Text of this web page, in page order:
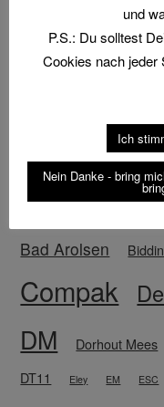
Suche
Schlagwörter
Bad Arolsen
Compak
DM Dorhout Mees
DT11 Eley EM ESC
und
P.S.: Du solltest
Cookies nach jeder
Ich
Nein Danke - bring